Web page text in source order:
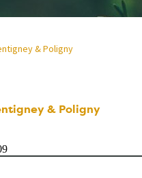
& Poligny
& Poligny